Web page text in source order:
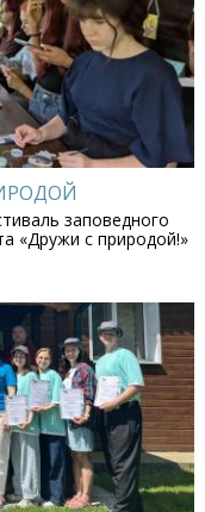
заповедного
«Дружи с природой!»